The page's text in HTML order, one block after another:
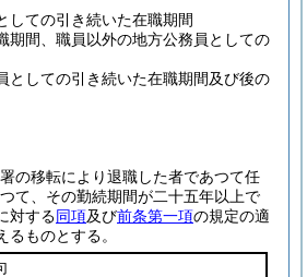
しての引き続いた在職期間
期間、職員以外の地方公務員としての
としての引き続いた在職期間及び後の
の移転により退職した者であつて任
て、その勤続期間が二十五年以上で
対する同項及び前条第一項の規定の適
ものとする。